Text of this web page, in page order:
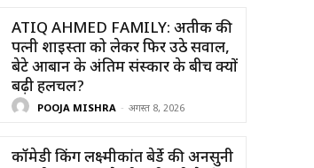
ATIQ AHMED FAMILY: अतीक की
पत्नी शाइस्ता को लेकर फिर उठे सवाल,
बेटे आबान के अंतिम संस्कार के बीच क्यों
बढ़ी हलचल?
POOJA MISHRA - अगस्त 8, 2026
कॉमेडी किंग लक्ष्मीकांत बेर्डे की अनसुनी